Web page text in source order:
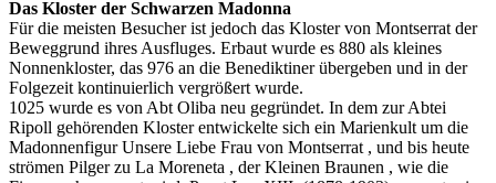
Das Kloster der Schwarzen Madonna
Für die meisten Besucher ist jedoch das Kloster von Montserrat der
Beweggrund ihres Ausfluges. Erbaut wurde es 880 als kleines
Nonnenkloster, das 976 an die Benediktiner übergeben und in der
Folgezeit kontinuierlich vergrößert wurde.
1025 wurde es von Abt Oliba neu gegründet. In dem zur Abtei
Ripoll gehörenden Kloster entwickelte sich ein Marienkult um die
Madonnenfigur Unsere Liebe Frau von Montserrat , und bis heute
strömen Pilger zu La Moreneta , der Kleinen Braunen , wie die